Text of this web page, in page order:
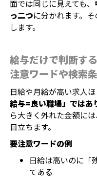
面では同じに見えても、
っ二つに分かれます。
します。
給与だけで判断す
注意ワードや検索
日給や月給が高い求人
給与=良い職場」ではあ
ら大きく外れた金額に
目立ちます。
要注意ワードの例
日給は高いのに「
てある